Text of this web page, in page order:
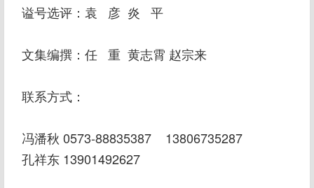
谥号选评：袁 彦 炎 平
文集编撰：任 重 黄志霄 赵宗来
联系方式：
冯潘秋 0573-88835387 13806735287
孔祥东 13901492627